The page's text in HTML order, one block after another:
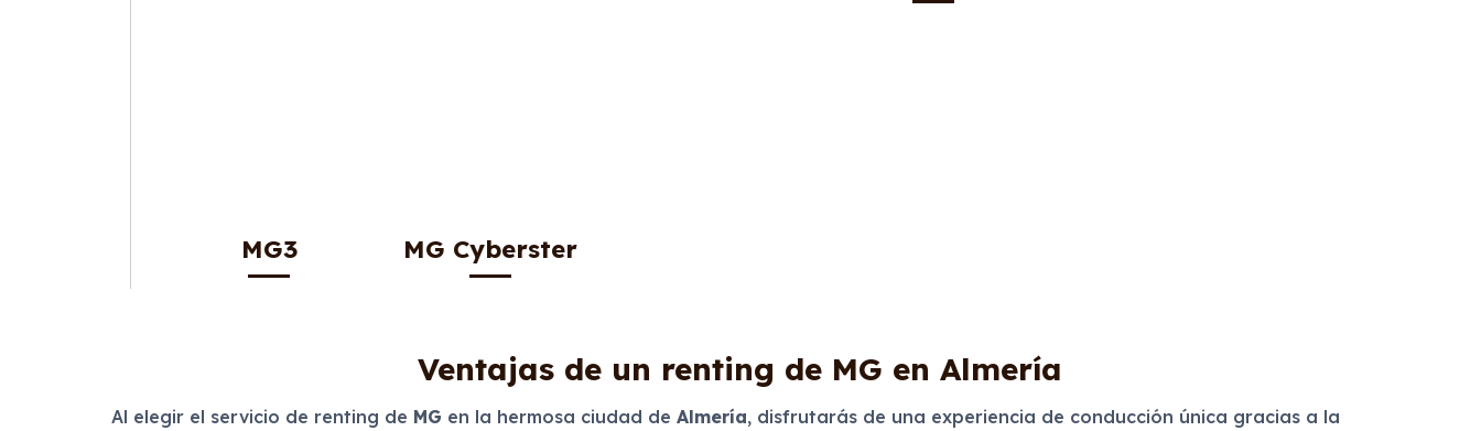
MG3 MG Cyberster
Ventajas de un renting de MG en Almería
Al elegir el servicio de renting de MG en la hermosa ciudad de Almería, disfrutarás de una experiencia de conducción única gracias a la